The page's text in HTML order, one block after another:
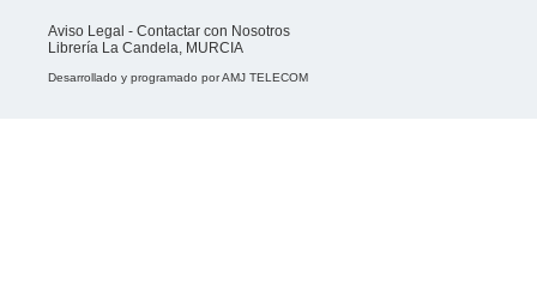
Aviso Legal - Contactar con Nosotros
Librería La Candela, MURCIA
Desarrollado y programado porAMJ TELECOM